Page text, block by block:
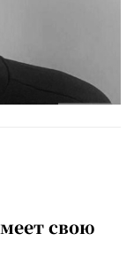
свою